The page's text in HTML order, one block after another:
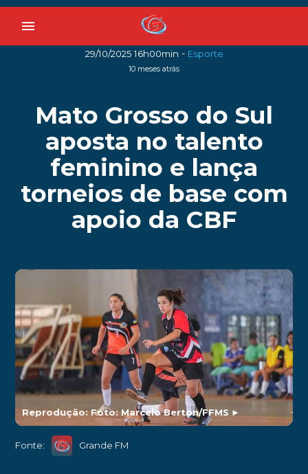
menu
29/10/2025 16h00min - Esporte
10 meses atrás
Mato Grosso do Sul
aposta no talento
feminino e lança
torneios de base com
apoio da CBF
Reprodução: Foto: Marcelo Berton/FFMS ►
Fonte: Grande FM